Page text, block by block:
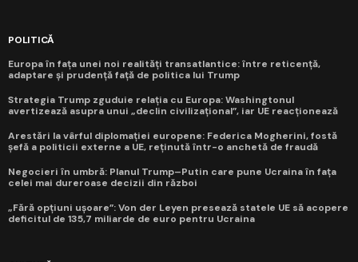
POLITICĂ
Europa în fața unei noi realități transatlantice: între reticență,
adaptare și prudență față de politica lui Trump
Strategia Trump zguduie relația cu Europa: Washingtonul
avertizează asupra unui „declin civilizațional”, iar UE reacționează
Arestări la vârful diplomației europene: Federica Mogherini, fostă
șefă a politicii externe a UE, reținută într-o anchetă de fraudă
Negocieri în umbră: Planul Trump–Putin care pune Ucraina în fața
celei mai dureroase decizii din război
„Fără opțiuni ușoare”: Von der Leyen presează statele UE să acopere
deficitul de 135,7 miliarde de euro pentru Ucraina